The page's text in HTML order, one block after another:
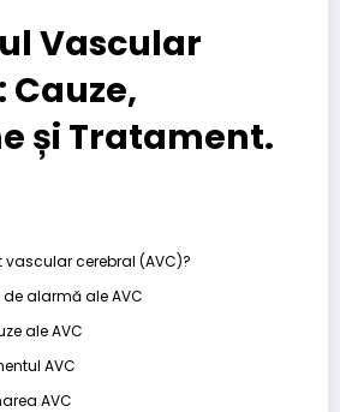
Vascular
și Tratament.
cerebral (AVC)?
alarmă ale AVC
ale AVC
AVC
AVC